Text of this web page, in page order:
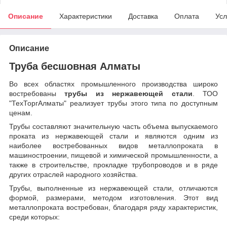
Описание Характеристики Доставка Оплата
Описание
Труба бесшовная Алматы
Во всех областях промышленного производства широко
востребованытрубы из нержавеющей стали. ТОО
"ТехТоргАлматы" реализует трубы этого типа по доступным
ценам.
Трубы составляют значительную часть объема выпускаемого
проката из нержавеющей стали и являются одним из
наиболее востребованных видов металлопроката в
машиностроении, пищевой и химической промышленности, а
также в строительстве, прокладке трубопроводов и в ряде
других отраслей народного хозяйства.
Трубы, выполненные из нержавеющей стали, отличаются
формой, размерами, методом изготовления. Этот вид
металлопроката востребован, благодаря ряду характеристик,
среди которых: